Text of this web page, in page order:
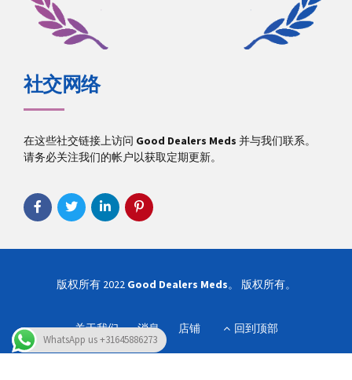
社交网络
在这些社交链接上访问 Good Dealers Meds 并与我们联系。
请务必关注我们的帐户以获取定期更新。
版权所有 2022 Good Dealers Meds。 版权所有。
关于我们 消息 店铺 回到顶部
WhatsApp us +31645886273